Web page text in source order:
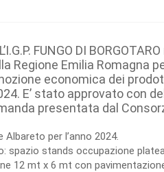
FUNGO DI
Regione Emilia Romagna
economica dei
E’ stato approvato con
presentata dal
per l’anno 2024.
spazio stands occupazione
12 mt x 6 mt con